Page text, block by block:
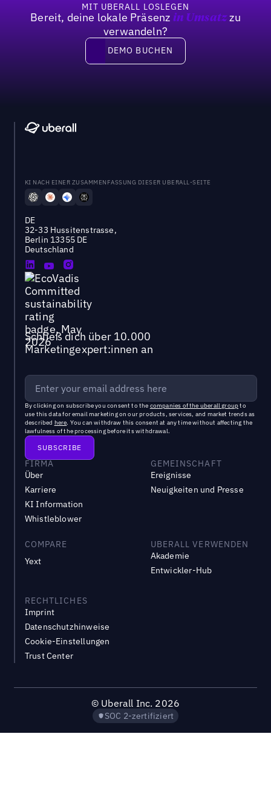
MIT UBERALL LOSLEGEN
Bereit, deine lokale Präsenz in Umsatzzu
verwandeln?
DEMO BUCHEN
DEMO BUCHEN
KI NACH EINER ZUSAMMENFASSUNG DIESER UBERALL-SEITE
DE
32-33 Hussitenstrasse,
Berlin 13355 DE
Deutschland
Schließ dich über 10.000
Marketingexpert:innen an
By clicking on subscribe you consent to the companies of the uberall groupto
use this data for email marketing on our products, services, and market trends as
described here. You can withdraw this consent at any time without affecting the
lawfulness of the processing before its withdrawal.
FIRMA
Über
Karriere
KI Information
Whistleblower
GEMEINSCHAFT
Ereignisse
Neuigkeiten und Presse
COMPARE
Yext
UBERALL VERWENDEN
Akademie
Entwickler-Hub
RECHTLICHES
Imprint
Datenschutzhinweise
Cookie-Einstellungen
Trust Center
© Uberall Inc. 2026
SOC 2-zertifiziert